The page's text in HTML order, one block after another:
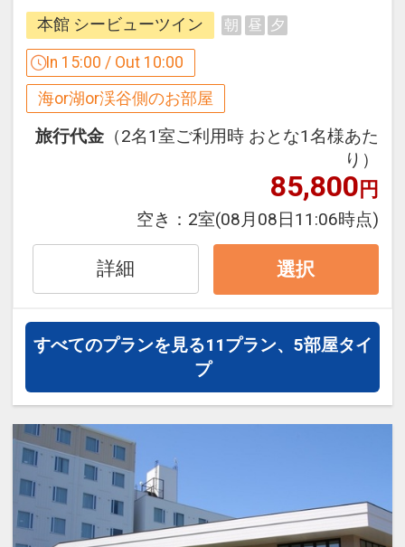
水風呂は水深90ｃｍ。水温は冬はシング
ル、夏はチラーシステムが稼働し身を引
き締める。
屋上スペースにはオホーツクの海と空を
素っ裸で感じられる【UMISORA外気浴】
を用意。天気が良ければ天の川や流れ星
極上のとこのい（知床でのととのい）を
感じることができる。
SAUNACHELIN2021にて国内2位。
知床のヒグマ問題は深刻化しています。
ヒグマの人慣れやヒグマ渋滞(ベアジャ
ム)の発生、市街地への侵入などなどこ
の問題を解決するべく、
草刈り、ごみ拾い、啓発活動の3つのア
クションを行っていきます。
■【オールインクルーシブ】■
オホーツク海が見えるラウンジや流氷テ
ラスでの足湯でドリンクやおつまみを無
料でお好きなだけ楽しめます！世界遺産
楽しみください。（一部有料あり）
■極上なサウナ、水風呂、外気浴■
知床の山並みやオホーツク海の風景を切
り取る窓からは、世界でも珍しく冬には
流氷を見渡すことができます。
サウナ室は、流氷をイメージした
【KAKUUNA】と木の洞窟をイメージし
た【UNEUNA】の2種類。
本館 シービューツイン 朝 昼 夕
In 15:00 / Out 10:00
海or湖or渓谷側のお部屋
旅行代金 （2名1室ご利用時 おとな1名様あた
り）
85,800円
空き： 2室(08月08日11:06時点)
詳細 選択
すべてのプランを見る11プラン、5部屋タイ
プ